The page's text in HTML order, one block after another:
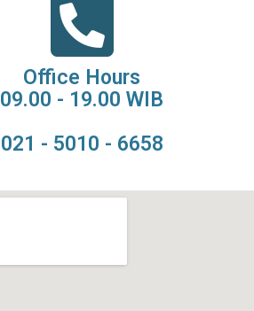
Office Hours
09.00 - 19.00 WIB
021 - 5010 - 6658